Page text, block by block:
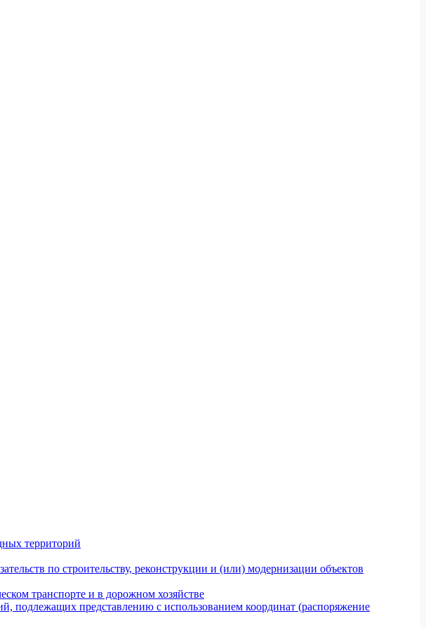
территорий
по строительству, реконструкции и (или) модернизации объектов
транспорте и в дорожном хозяйстве
подлежащих представлению с использованием координат (распоряжение